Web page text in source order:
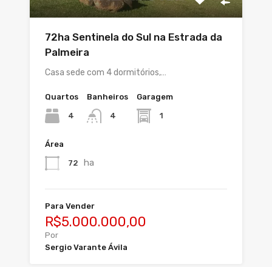
72ha Sentinela do Sul na Estrada da
Palmeira
Casa sede com 4 dormitórios,…
Quartos
4
Banheiros
4
Garagem
1
Área
72 ha
Para Vender
R$5.000.000,00
Por
Sergio Varante Ávila